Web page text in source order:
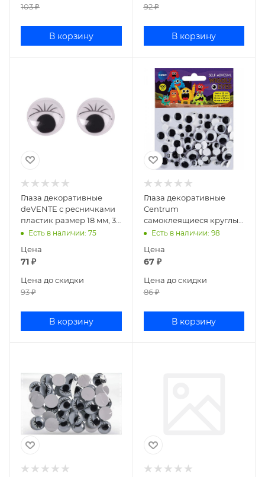
103₽
В корзину
92₽
В корзину
Глаза декоративные
deVENTE с ресничками
пластик размер 18 мм, 30
шт 8001313
Есть в наличии: 75
Цена
71 ₽
Цена до скидки
93₽
В корзину
Глаза декоративные
Centrum
самоклеящиеся круглые
пластик 5,8,10,15 мм, 100
Есть в наличии: 98
Цена
67₽
Цена до скидки
86₽
В корзину